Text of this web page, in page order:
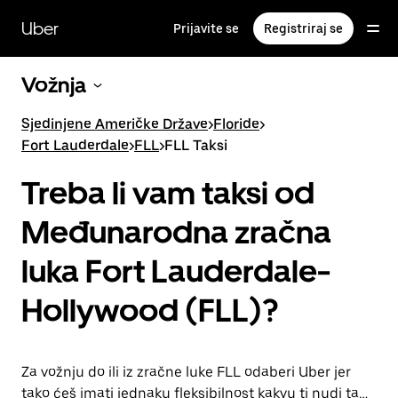
glavni
sadržaj
Uber Prijavite se Registriraj se
Vožnja
Sjedinjene Američke Države>Floride>
Fort Lauderdale>FLL>FLL Taksi
Treba li vam taksi od
Međunarodna zračna
luka Fort Lauderdale-
Hollywood (FLL)?
Za vožnju do ili iz zračne luke FLL odaberi Uber jer
tako ćeš imati jednaku fleksibilnost kakvu ti nudi taksi